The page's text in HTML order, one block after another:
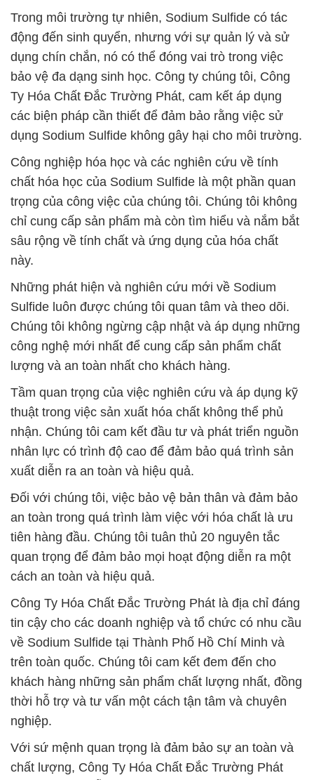
Trong môi trường tự nhiên, Sodium Sulfide có tác
động đến sinh quyển, nhưng với sự quản lý và sử
dụng chín chắn, nó có thể đóng vai trò trong việc
bảo vệ đa dạng sinh học. Công ty chúng tôi, Công
Ty Hóa Chất Đắc Trường Phát, cam kết áp dụng
các biện pháp cần thiết để đảm bảo rằng việc sử
dụng Sodium Sulfide không gây hại cho môi trường.
Công nghiệp hóa học và các nghiên cứu về tính
chất hóa học của Sodium Sulfide là một phần quan
trọng của công việc của chúng tôi. Chúng tôi không
chỉ cung cấp sản phẩm mà còn tìm hiểu và nắm bắt
sâu rộng về tính chất và ứng dụng của hóa chất
này.
Những phát hiện và nghiên cứu mới về Sodium
Sulfide luôn được chúng tôi quan tâm và theo dõi.
Chúng tôi không ngừng cập nhật và áp dụng những
công nghệ mới nhất để cung cấp sản phẩm chất
lượng và an toàn nhất cho khách hàng.
Tầm quan trọng của việc nghiên cứu và áp dụng kỹ
thuật trong việc sản xuất hóa chất không thể phủ
nhận. Chúng tôi cam kết đầu tư và phát triển nguồn
nhân lực có trình độ cao để đảm bảo quá trình sản
xuất diễn ra an toàn và hiệu quả.
Đối với chúng tôi, việc bảo vệ bản thân và đảm bảo
an toàn trong quá trình làm việc với hóa chất là ưu
tiên hàng đầu. Chúng tôi tuân thủ 20 nguyên tắc
quan trọng để đảm bảo mọi hoạt động diễn ra một
cách an toàn và hiệu quả.
Công Ty Hóa Chất Đắc Trường Phát là địa chỉ đáng
tin cậy cho các doanh nghiệp và tổ chức có nhu cầu
về Sodium Sulfide tại Thành Phố Hồ Chí Minh và
trên toàn quốc. Chúng tôi cam kết đem đến cho
khách hàng những sản phẩm chất lượng nhất, đồng
thời hỗ trợ và tư vấn một cách tận tâm và chuyên
nghiệp.
Với sứ mệnh quan trọng là đảm bảo sự an toàn và
chất lượng, Công Ty Hóa Chất Đắc Trường Phát